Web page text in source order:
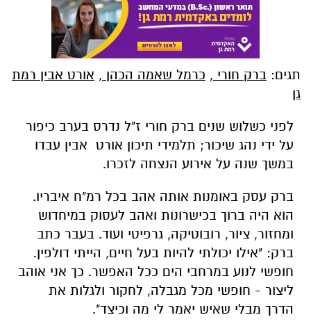
תגים: ברק חורי , כרמל שאמה הכהן , אורט אבין רמת
גן
לפני כשלוש שנים ברק חורי ז"ל נדרס בערב כיפור
על ידי נהג שיכור; תלמידי תיכון אורט אבין עבדו
במשך שנה על אירוע הנצחה לזכרו.
ברק עסק באומנות אותה אהב בכל רמ"ח איבריו.
הוא היה ברוך בכישרונות ואהב לעסוק במיחדוש
ומחזור, ציור, רובוטיקה, גרפיטי ועוד. בעבר כתב
ברק: "אילו יכולתי להיות בעל חיים, הייתי דולפין.
חופשי לנוע במרחבי הים ככל האפשר. כך אני אוהב
ליצור - חופשי מכל מגבלה, לחקור ולגלות את
הדרך מבלי שאיש יאמר לי מה וכיצד".